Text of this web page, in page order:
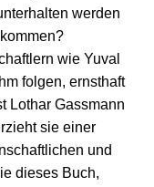
werden
wie Yuval
folgen, ernsthaft
Lothar Gassmann
sie einer
und
dieses Buch,